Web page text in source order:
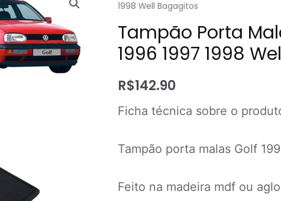
1998 Well Bagagitos
Tampão Porta
1996 1997 1998
R$142.90
Ficha técnica sobre o
Tampão porta malas Golf
Feito na madeira mdf ou